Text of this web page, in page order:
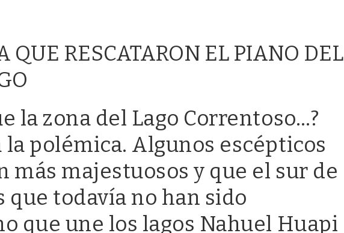
RESCATARON EL PIANO DEL
la zona del Lago Correntoso…?
polémica. Algunos escépticos
majestuosos y que el sur de
todavía no han sido
que une los lagos Nahuel Huapi